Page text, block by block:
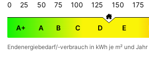
0 25 50 75 100 125 150 175
A+ A B C D E
Endenergiebedarf/-verbrauch in kWh je m² und Jahr